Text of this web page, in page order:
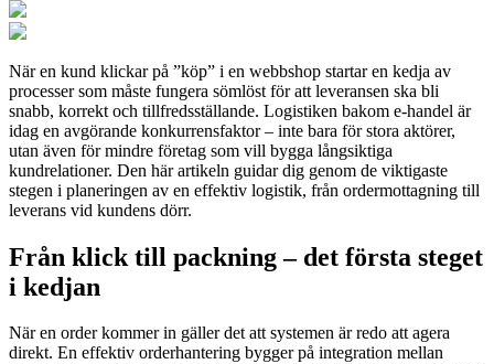
När en kund klickar på ”köp” i en webbshop startar en kedja av
processer som måste fungera sömlöst för att leveransen ska bli
snabb, korrekt och tillfredsställande. Logistiken bakom e-handel är
idag en avgörande konkurrensfaktor – inte bara för stora aktörer,
utan även för mindre företag som vill bygga långsiktiga
kundrelationer. Den här artikeln guidar dig genom de viktigaste
stegen i planeringen av en effektiv logistik, från ordermottagning till
leverans vid kundens dörr.
Från klick till packning – det första steget
i kedjan
När en order kommer in gäller det att systemen är redo att agera
direkt. En effektiv orderhantering bygger på integration mellan